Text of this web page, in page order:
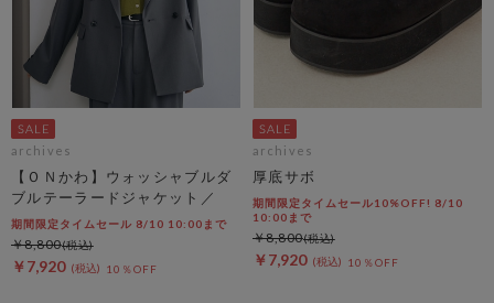
archives
【ＯＮかわ】ウォッシャブルダ
ブルテーラードジャケット／
期間限定タイムセール 8/10 10:00まで
￥7,920 10％OFF
￥8,800
archives
厚底サボ
期間限定タイムセール10%OFF! 8/10
10:00まで
￥7,920 10％OFF
￥8,800